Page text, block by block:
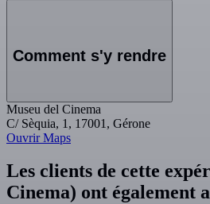
Comment s'y rendre
Museu del Cinema
C/ Sèquia, 1, 17001, Gérone
Ouvrir Maps
Les clients de cette
Cinema) ont également